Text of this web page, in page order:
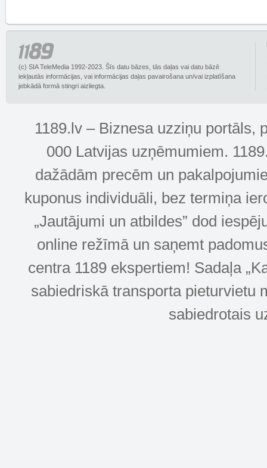
(c) SIA TeleMedia 1992-2023. Šīs datu bāzes, tās daļas vai datu bāzē
iekļautās informācijas, vai informācijas daļas pavairošana un/vai izplatīšana
jebkādā formā stingri aizliegta.
1189.lv – Biznesa uzziņu portāls,
000 Latvijas uzņēmumiem.
dažādām precēm un
kuponus individuāli, bez termiņa
„Jautājumi un atbildes” dod
online režīmā un saņemt
centra 1189 ekspertiem! Sadaļa
sabiedriskā transporta pieturvietu
sabiedrotais